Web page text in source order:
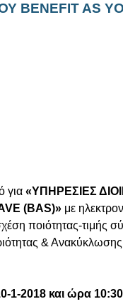
BENEFIT AS
για«ΥΠΗΡΕΣΙΕΣ
(BAS)» με
ποιότητας-
&
1-2018 και ώρα